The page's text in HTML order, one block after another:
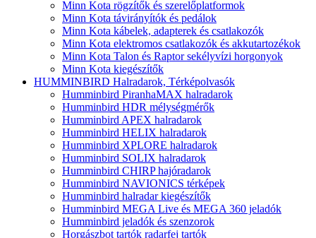
Minn Kota rögzítők és szerelőplatformok
Minn Kota távirányítók és pedálok
Minn Kota kábelek, adapterek és csatlakozók
Minn Kota elektromos csatlakozók és akkutartozékok
Minn Kota Talon és Raptor sekélyvízi horgonyok
Minn Kota kiegészítők
HUMMINBIRD Halradarok, Térképolvasók
Humminbird PiranhaMAX halradarok
Humminbird HDR mélységmérők
Humminbird APEX halradarok
Humminbird HELIX halradarok
Humminbird XPLORE halradarok
Humminbird SOLIX halradarok
Humminbird CHIRP hajóradarok
Humminbird NAVIONICS térképek
Humminbird halradar kiegészítők
Humminbird MEGA Live és MEGA 360 jeladók
Humminbird jeladók és szenzorok
Horgászbot tartók radarfej tartók